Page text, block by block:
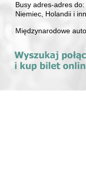
Busy adres-adres do:
Niemiec, Holandii i
Międzynarodowe